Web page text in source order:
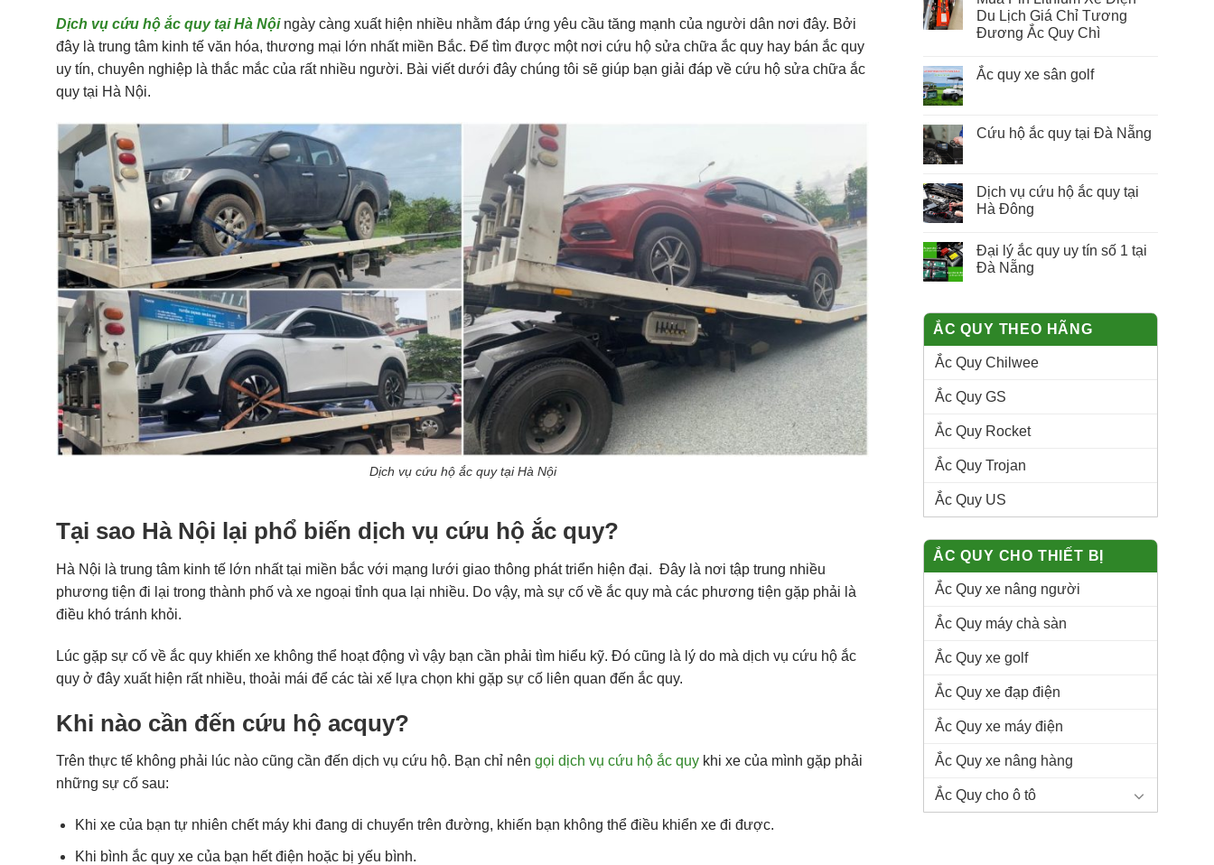
Dịch vụ cứu hộ ắc quy tại Hà Nội ngày càng xuất hiện nhiều nhằm đáp ứng yêu cầu tăng mạnh của người dân nơi đây. Bởi
đây là trung tâm kinh tế văn hóa, thương mại lớn nhất miền Bắc. Để tìm được một nơi cứu hộ sửa chữa ắc quy hay bán ắc quy
uy tín, chuyên nghiệp là thắc mắc của rất nhiều người. Bài viết dưới đây chúng tôi sẽ giúp bạn giải đáp về cứu hộ sửa chữa ắc
quy tại Hà Nội.
Dịch vụ cứu hộ ắc quy tại Hà Nội
Tại sao Hà Nội lại phổ biến dịch vụ cứu hộ ắc quy?
Hà Nội là trung tâm kinh tế lớn nhất tại miền bắc với mạng lưới giao thông phát triển hiện đại. Đây là nơi tập trung nhiều
phương tiện đi lại trong thành phố và xe ngoại tỉnh qua lại nhiều. Do vậy, mà sự cố về ắc quy mà các phương tiện gặp phải là
điều khó tránh khỏi.
Lúc gặp sự cố về ắc quy khiến xe không thể hoạt động vì vậy bạn cần phải tìm hiểu kỹ. Đó cũng là lý do mà dịch vụ cứu hộ ắc
quy ở đây xuất hiện rất nhiều, thoải mái để các tài xế lựa chọn khi gặp sự cố liên quan đến ắc quy.
Khi nào cần đến cứu hộ acquy?
Trên thực tế không phải lúc nào cũng cần đến dịch vụ cứu hộ. Bạn chỉ nên gọi dịch vụ cứu hộ ắc quy khi xe của mình gặp phải
những sự cố sau:
Khi xe của bạn tự nhiên chết máy khi đang di chuyển trên đường, khiến bạn không thể điều khiển xe đi được.
Khi bình ắc quy xe của bạn hết điện hoặc bị yếu bình.
Du Lịch Giá Chỉ Tương
Đương Ắc Quy Chì
Ắc quy xe sân golf
Cứu hộ ắc quy tại Đà Nẵng
Dịch vụ cứu hộ ắc quy tại
Hà Đông
Đại lý ắc quy uy tín số 1 tại
Đà Nẵng
ẮC QUY THEO HÃNG
Ắc Quy Chilwee
Ắc Quy GS
Ắc Quy Rocket
Ắc Quy Trojan
Ắc Quy US
ẮC QUY CHO THIẾT BỊ
Ắc Quy xe nâng người
Ắc Quy máy chà sàn
Ắc Quy xe golf
Ắc Quy xe đạp điện
Ắc Quy xe máy điện
Ắc Quy xe nâng hàng
Ắc Quy cho ô tô